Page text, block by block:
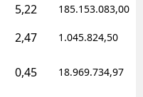
5,22 185.153.083,00
2,47 1.045.824,50
0,45 18.969.734,97